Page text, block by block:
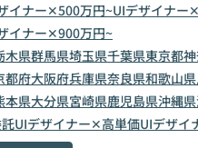
イナー✕500万円~UIデザイナー
イナー✕900万円~
木県群馬県埼玉県千葉県東京都
都府大阪府兵庫県奈良県和歌山県
本県大分県宮崎県鹿児島県沖縄県
UIデザイナー✕高単価UIデザイ